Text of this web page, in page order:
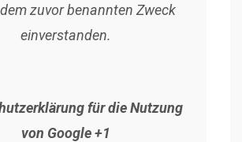
zuvor benannten Zweck
einverstanden.
für die Nutzung
von Google +1